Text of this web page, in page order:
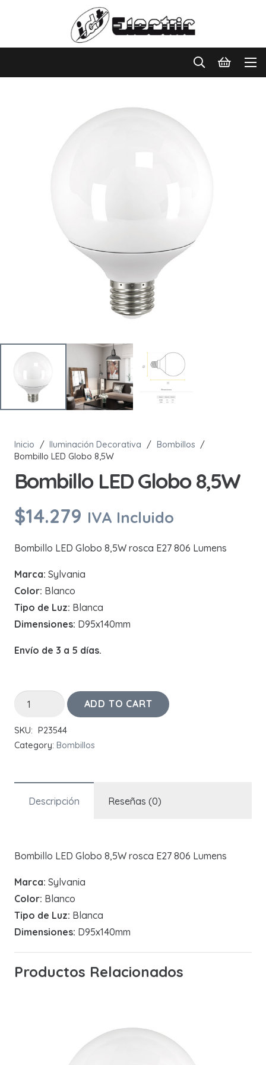
Inicio / Iluminación Decorativa / Bombillos /
Bombillo LED Globo 8,5W
Bombillo LED Globo 8,5W
$14.279 IVA Incluido
Bombillo LED Globo 8,5W rosca E27 806 Lumens
Marca: Sylvania
Color: Blanco
Tipo de Luz: Blanca
Dimensiones: D95x140mm
Envío de 3 a 5 días.
Bombillo
Globo
8,5W
ADD TO CART
SKU: P23544
Category: Bombillos
Descripción Reseñas (0)
Bombillo LED Globo 8,5W rosca E27 806 Lumens
Marca: Sylvania
Color: Blanco
Tipo de Luz: Blanca
Dimensiones: D95x140mm
Productos Relacionados